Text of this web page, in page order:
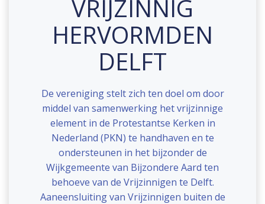
VRIJZINNIG
HERVORMDEN
DELFT
De vereniging stelt zich ten doel om door
middel van samenwerking het vrijzinnige
element in de Protestantse Kerken in
Nederland (PKN) te handhaven en te
ondersteunen in het bijzonder de
Wijkgemeente van Bijzondere Aard ten
behoeve van de Vrijzinnigen te Delft.
Aaneensluiting van Vrijzinnigen buiten de